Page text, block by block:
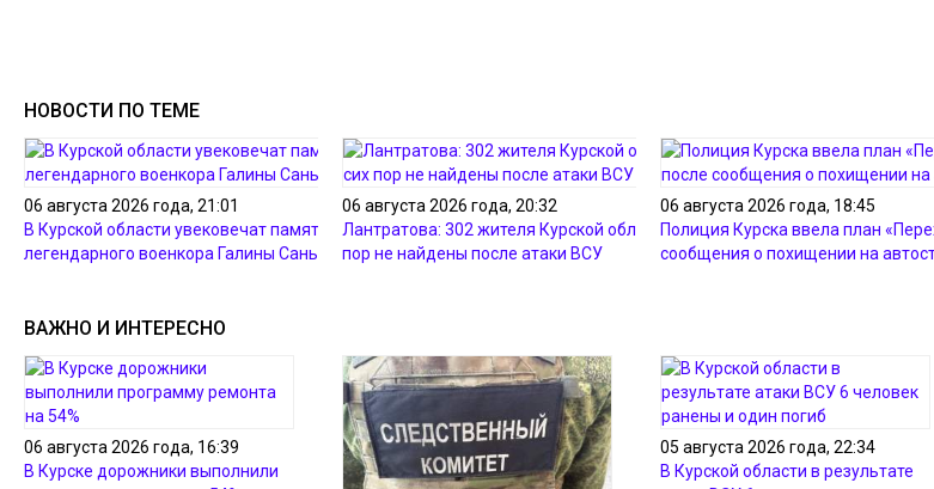
НОВОСТИ ПО ТЕМЕ
06 августа 2026 года, 21:01
В Курской области увековечат память
легендарного военкора Галины Санько
06 августа 2026 года, 20:32
Лантратова: 302 жителя Курской области до сих
пор не найдены после атаки ВСУ
06 августа 2026 года, 18:45
Полиция Курска ввела план
сообщения о похищении на
ВАЖНО И ИНТЕРЕСНО
06 августа 2026 года, 16:39
В Курске дорожники выполнили
05 августа 2026 года, 22:34
В Курской области в результате